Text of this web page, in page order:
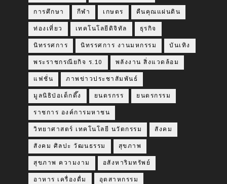
การศึกษา กีฬา เกษตร คืนคุณแผ่นดิน
ท่องเที่ยว เทคโนโลยีดิจิทัล ธุรกิจ
นิทรรศการ นิทรรศการ งานมหกรรม บันเทิง
พระราชกรณียกิจ ร.10 พลังงาน สิ่งแวดล้อม
แฟชั่น ภาพข่าวประชาสัมพันธ์
มูลนิธิป่อเต็กตึ๊ง ยนตรกรร ยนตรกรรม
ราชการ องค์การมหาชน
วิทยาศาสตร์ เทคโนโลยี นวัตกรรม สังคม
สังคม ศิลปะ วัฒนธรรม สุขภาพ
สุขภาพ ความงาม อสังหาริมทรัพย์
อาหาร เครื่องดื่ม อุตสาหกรรม